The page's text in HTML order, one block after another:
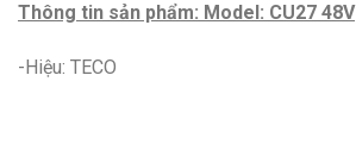
Thông tin sản phẩm: Model: CU27 48V
-Hiệu: TECO